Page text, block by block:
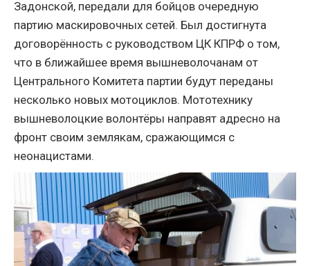
Задонской, передали для бойцов очередную
партию маскировочных сетей. Был достигнута
договорённость с руководством ЦК КПРФ о том,
что в ближайшее время вышневолочанам от
Центрального Комитета партии будут переданы
несколько новых мотоциклов. Мототехнику
вышневолоцкие волонтёры направят адресно на
фронт своим землякам, сражающимся с
неонацистами.